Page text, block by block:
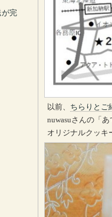
以前、 ちらりとご
nuwasuさんの「
オリジナルクッキ
完